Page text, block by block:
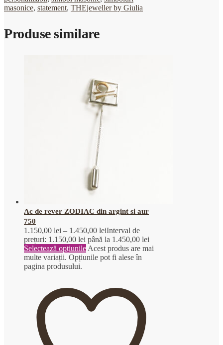
masonice, statement, THEjeweller by Giulia
Produse similare
Ac de rever ZODIAC din argint si aur
750
1.150,00 lei – 1.450,00 leiInterval de
prețuri: 1.150,00 lei până la 1.450,00 lei
Selectează opțiunile Acest produs are mai
multe variații. Opțiunile pot fi alese în
pagina produsului.